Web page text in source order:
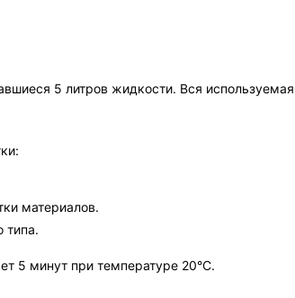
5 литров жидкости. Вся
материалов.
5 минут при температуре 20°C.